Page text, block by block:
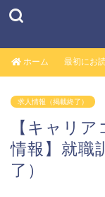
ホーム 最初にお
求人情報（掲載終了）
【キャリ
情報】就職
了）